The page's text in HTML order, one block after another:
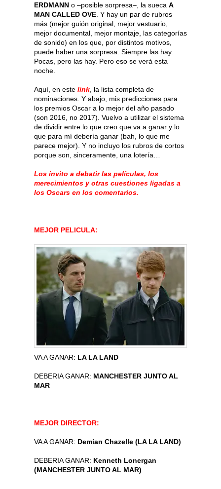
ERDMANN o –posible sorpresa–, la sueca A
MAN CALLED OVE . Y hay un par de rubros
más (mejor guión original, mejor vestuario,
mejor documental, mejor montaje, las categorías
de sonido) en los que, por distintos motivos,
puede haber una sorpresa. Siempre las hay.
Pocas, pero las hay. Pero eso se verá esta
noche.
Aquí, en este link , la lista completa de
nominaciones. Y abajo, mis predicciones para
los premios Oscar a lo mejor del año pasado
(son 2016, no 2017). Vuelvo a utilizar el sistema
de dividir entre lo que creo que va a ganar y lo
que para mí debería ganar (bah, lo que me
parece mejor). Y no incluyo los rubros de cortos
porque son, sinceramente, una lotería…
Los invito a debatir las películas, los
merecimientos y otras cuestiones ligadas a
los Oscars en los comentarios.
MEJOR PELICULA:
VA A GANAR: LA LA LAND
DEBERIA GANAR: MANCHESTER JUNTO AL
MAR
MEJOR DIRECTOR:
VA A GANAR: Demian Chazelle (LA LA LAND)
DEBERIA GANAR: Kenneth Lonergan
(MANCHESTER JUNTO AL MAR)